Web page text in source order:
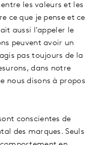
les valeurs et les
ce que je pense et ce
aussi l'appeler le
peuvent avoir un
pas toujours de la
dans notre
nous disons à propos
conscientes de
des marques. Seuls